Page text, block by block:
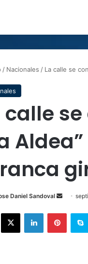
/ Nacionales / La calle se
calle
Daniel Sandoval
Send
X LinkedIn